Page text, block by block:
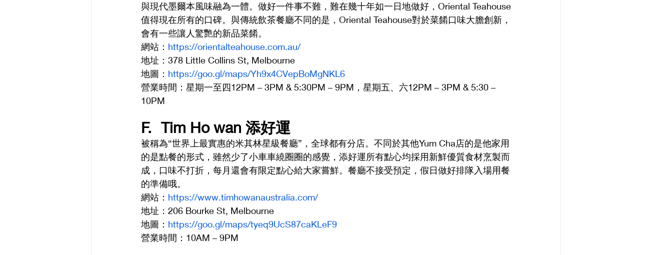
與現代墨爾本風味融為一體。做好一件事不難，難在幾十年如一日地做好，Oriental Teahouse
值得現在所有的口碑。與傳統飲茶餐廳不同的是，Oriental Teahouse對於菜餚口味大膽創新，
會有一些讓人驚艷的新品菜餚。
網站： https://orientalteahouse.com.au/
地址：378 Little Collins St, Melbourne
地圖： https://goo.gl/maps/Yh9x4CVepBoMgNKL6
營業時間：星期一至四12PM – 3PM & 5:30PM – 9PM，星期五、六12PM – 3PM & 5:30 –
10PM
F.	Tim Ho wan 添好運
被稱為“世界上最實惠的米其林星級餐廳”，全球都有分店。不同於其他Yum Cha店的是他家用
的是點餐的形式，雖然少了小車車繞圈圈的感覺，添好運所有點心均採用新鮮優質食材烹製而
成，口味不打折，每月還會有限定點心給大家嘗鮮。餐廳不接受預定，假日做好排隊入場用餐
的準備哦。
網站： https://www.timhowanaustralia.com/
地址：206 Bourke St, Melbourne
地圖： https://goo.gl/maps/tyeq9UcS87caKLeF9
營業時間：10AM – 9PM